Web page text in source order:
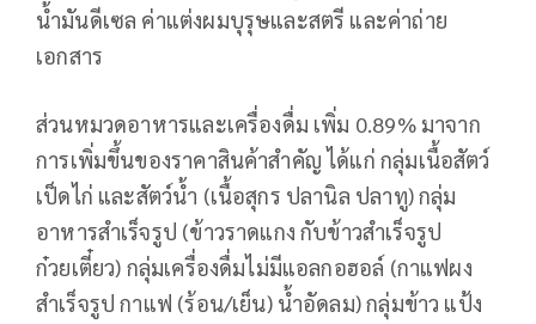
น้ำมันดีเซล ค่าแต่งผมบุรุษและสตรี และค่าถ่าย
เอกสาร
ส่วนหมวดอาหารและเครื่องดื่ม เพิ่ม 0.89% มาจาก
การเพิ่มขึ้นของราคาสินค้าสำคัญ ได้แก่ กลุ่มเนื้อสัตว์
เป็ดไก่ และสัตว์น้ำ (เนื้อสุกร ปลานิล ปลาทู) กลุ่ม
อาหารสำเร็จรูป (ข้าวราดแกง กับข้าวสำเร็จรูป
ก๋วยเตี๋ยว) กลุ่มเครื่องดื่มไม่มีแอลกอฮอล์ (กาแฟผง
สำเร็จรูป กาแฟ (ร้อน/เย็น) น้ำอัดลม) กลุ่มข้าว แป้ง